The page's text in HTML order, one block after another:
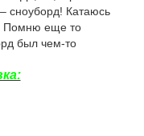
сноуборд! Катаюсь
Помню еще то
был чем-то